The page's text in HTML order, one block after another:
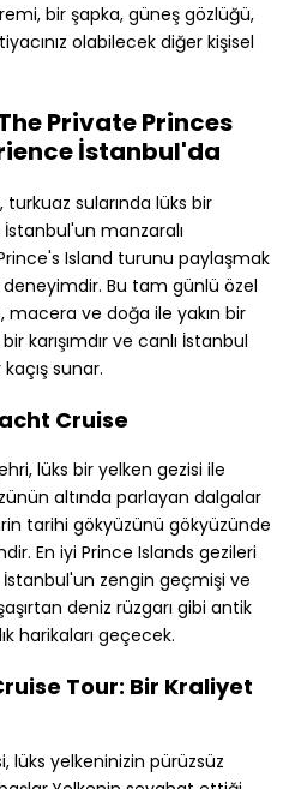
bir şapka, güneş gözlüğü,
olabilecek diğer kişisel
Private Princes
İstanbul'da
sularında lüks bir
manzaralı
Island turunu paylaşmak
Bu tam günlü özel
macera ve doğa ile yakın bir
karışımdır ve canlı İstanbul
sunar.
Cruise
lüks bir yelken gezisi ile
altında parlayan dalgalar
tarihi gökyüzünü gökyüzünde
En iyi Prince Islands gezileri
zengin geçmişi ve
deniz rüzgarı gibi antik
harikaları geçecek.
Tour: Bir Kraliyet
lüks yelkeninizin pürüzsüz